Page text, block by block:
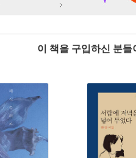
이 책을 구입하신 분